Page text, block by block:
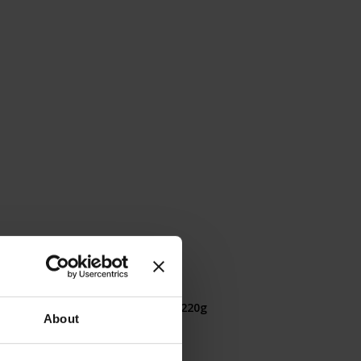
About
Präsident - gemahlen 220g
Rating: